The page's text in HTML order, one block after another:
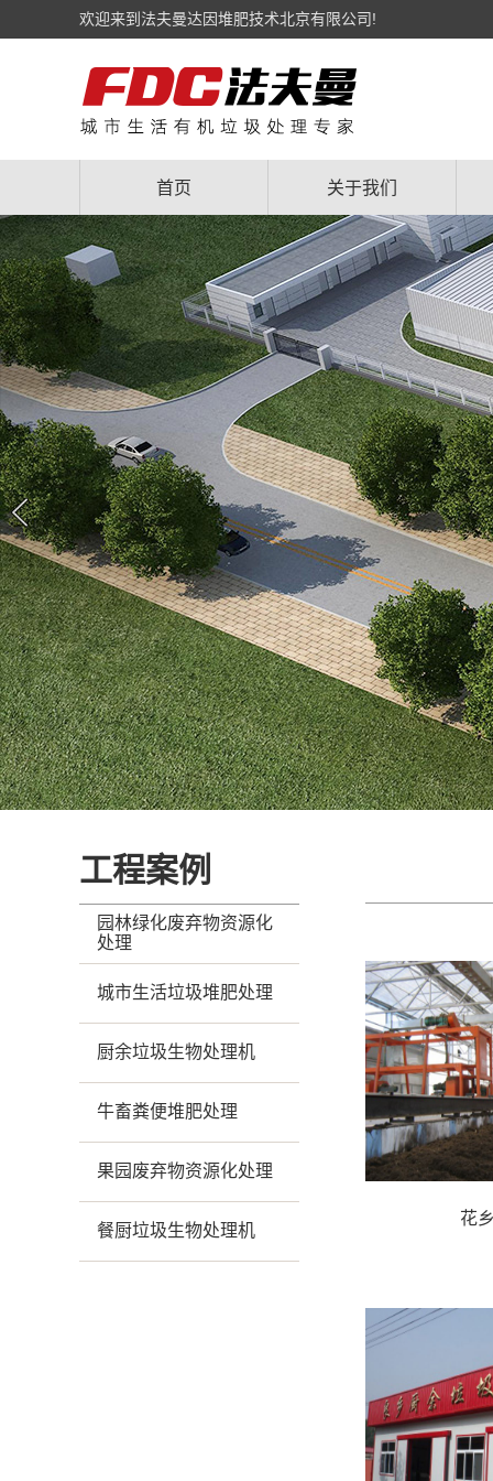
欢迎来到法夫曼达因堆肥技术北京有限公司!
首页 关于我们
工程案例
园林绿化废弃物资源化
处理
城市生活垃圾堆肥处理
厨余垃圾生物处理机
牛畜粪便堆肥处理
果园废弃物资源化处理
餐厨垃圾生物处理机
花